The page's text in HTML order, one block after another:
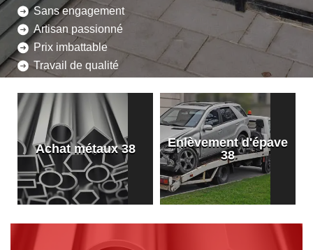
Sans engagement
Artisan passionné
Prix imbattable
Travail de qualité
Achat métaux 38
Enlèvement d'épave
38